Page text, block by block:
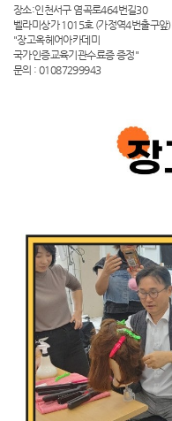
장소:인천서구 염곡로464번길30
벨라미상가 1015호 (가정역4번출구앞)
"장고옥헤어아카데미
국가인증교육기관수료증 증정"
문의 : 01087299943